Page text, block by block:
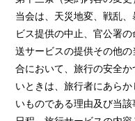
当会は、天災地変、戦乱
ビス提供の中止、官公署
送サービスの提供その他
合において、旅行の安全
いときは、旅行者にあら
いものである理由及び当該